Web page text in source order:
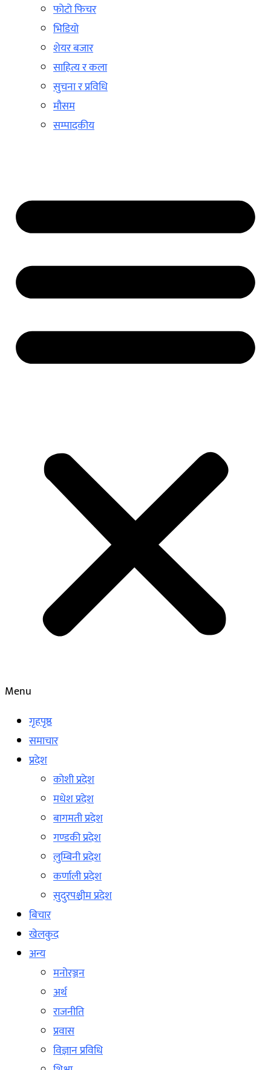
फोटो फिचर
भिडियो
शेयर बजार
साहित्य र कला
सुचना र प्रविधि
मौसम
सम्पादकीय
Menu
गृहपृष्ठ
समाचार
प्रदेश
कोशी प्रदेश
मधेश प्रदेश
बागमती प्रदेश
गण्डकी प्रदेश
लुम्बिनी प्रदेश
कर्णाली प्रदेश
सुदुरपश्चीम प्रदेश
बिचार
खेलकुद
अन्य
मनोरञ्जन
अर्थ
राजनीति
प्रवास
विज्ञान प्रविधि